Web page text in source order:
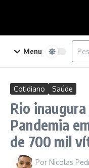
Menu
Cotidiano Saúde
Rio
Pandemia
de 700 mil
Por Nicolas